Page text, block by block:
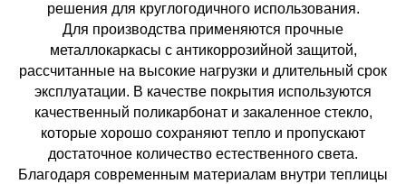
решения для круглогодичного использования.
Для производства применяются прочные
металлокаркасы с антикоррозийной защитой,
рассчитанные на высокие нагрузки и длительный срок
эксплуатации. В качестве покрытия используются
качественный поликарбонат и закаленное стекло,
которые хорошо сохраняют тепло и пропускают
достаточное количество естественного света.
Благодаря современным материалам внутри теплицы